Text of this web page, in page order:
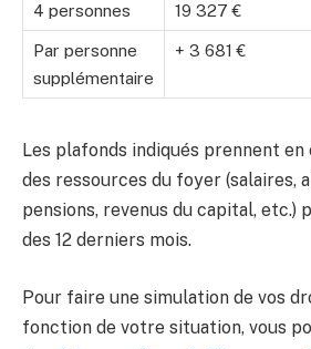
4 personnes 19 327 €
Par personne
supplémentaire
+ 3 681 €
Les plafonds indiqués prennent en
des ressources du foyer (salaires,
pensions, revenus du capital, etc.)
des 12 derniers mois.
Pour faire une simulation de vos
fonction de votre situation, vous